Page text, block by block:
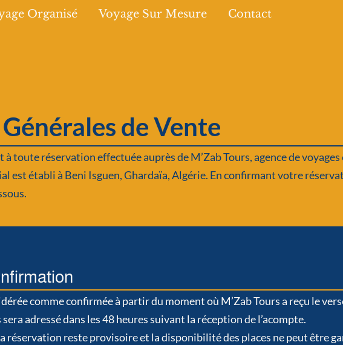
Organisé Voyage Sur Mesure Contact
de Vente
toute réservation effectuée auprès de M’Zab Tours, agence de
est établi à Beni Isguen, Ghardaïa, Algérie. En confirmant votre
comme confirmée à partir du moment où M’Zab Tours a reçu le
adressé dans les 48 heures suivant la réception de l’acompte.
la réservation reste provisoire et la disponibilité des places ne peut être